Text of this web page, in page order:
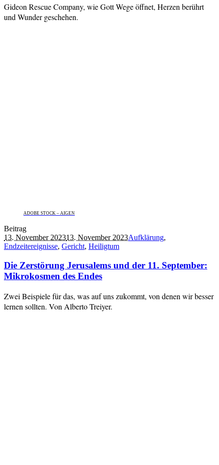
Gideon Rescue Company, wie Gott Wege öffnet, Herzen berührt
und Wunder geschehen.
ADOBE STOCK – AIGEN
Beitrag
13. November 202313. November 2023Aufklärung,
Endzeitereignisse, Gericht, Heiligtum
Die Zerstörung Jerusalems und der 11. September:
Mikrokosmen des Endes
Zwei Beispiele für das, was auf uns zukommt, von denen wir besser
lernen sollten. Von Alberto Treiyer.